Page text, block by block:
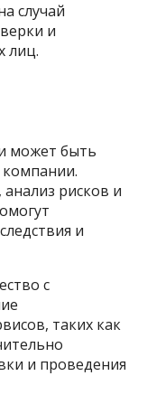
случай
и
лиц.
может быть
рисков и
и
с
таких как
и проведения